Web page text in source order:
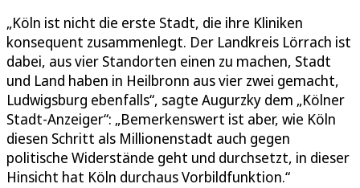
„Köln ist nicht die erste Stadt, die ihre Kliniken
konsequent zusammenlegt. Der Landkreis Lörrach ist
dabei, aus vier Standorten einen zu machen, Stadt
und Land haben in Heilbronn aus vier zwei gemacht,
Ludwigsburg ebenfalls“, sagte Augurzky dem „Kölner
Stadt-Anzeiger“: „Bemerkenswert ist aber, wie Köln
diesen Schritt als Millionenstadt auch gegen
politische Widerstände geht und durchsetzt, in dieser
Hinsicht hat Köln durchaus Vorbildfunktion.“